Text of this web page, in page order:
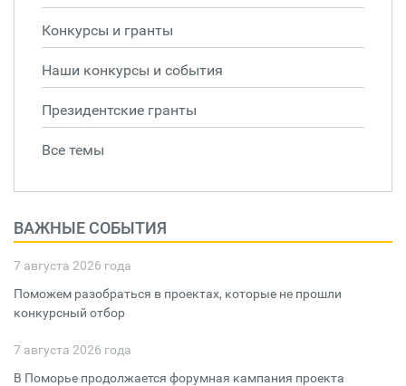
Конкурсы и гранты
Наши конкурсы и события
Президентские гранты
Все темы
ВАЖНЫЕ СОБЫТИЯ
7 августа 2026 года
Поможем разобраться в проектах, которые не прошли
конкурсный отбор
7 августа 2026 года
В Поморье продолжается форумная кампания проекта